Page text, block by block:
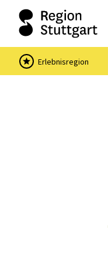
Erlebnisregion